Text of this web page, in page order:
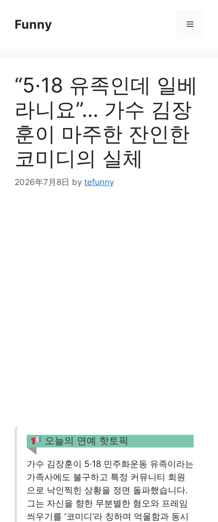
contentFunny Menu
“5·18 유족인데 일베
라니요”… 가수 김장
훈이 마주한 잔인한
코미디의 실체
2026年7月8日 by tefunny
오늘의 연예 핫토픽
가수 김장훈이 5·18 민주화운동 유족이라는
가족사에도 불구하고 특정 커뮤니티 회원
으로 낙인찍힌 상황을 정면 돌파했습니다.
그는 자신을 향한 무분별한 혐오와 프레임
씌우기를 ‘코미디’라 칭하며 억울함과 동시